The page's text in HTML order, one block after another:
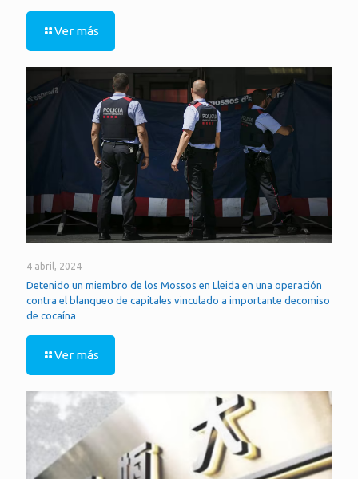
Ver más
4 abril, 2024
Detenido un miembro de los Mossos en Lleida en una operación
contra el blanqueo de capitales vinculado a importante decomiso
de cocaína
Ver más